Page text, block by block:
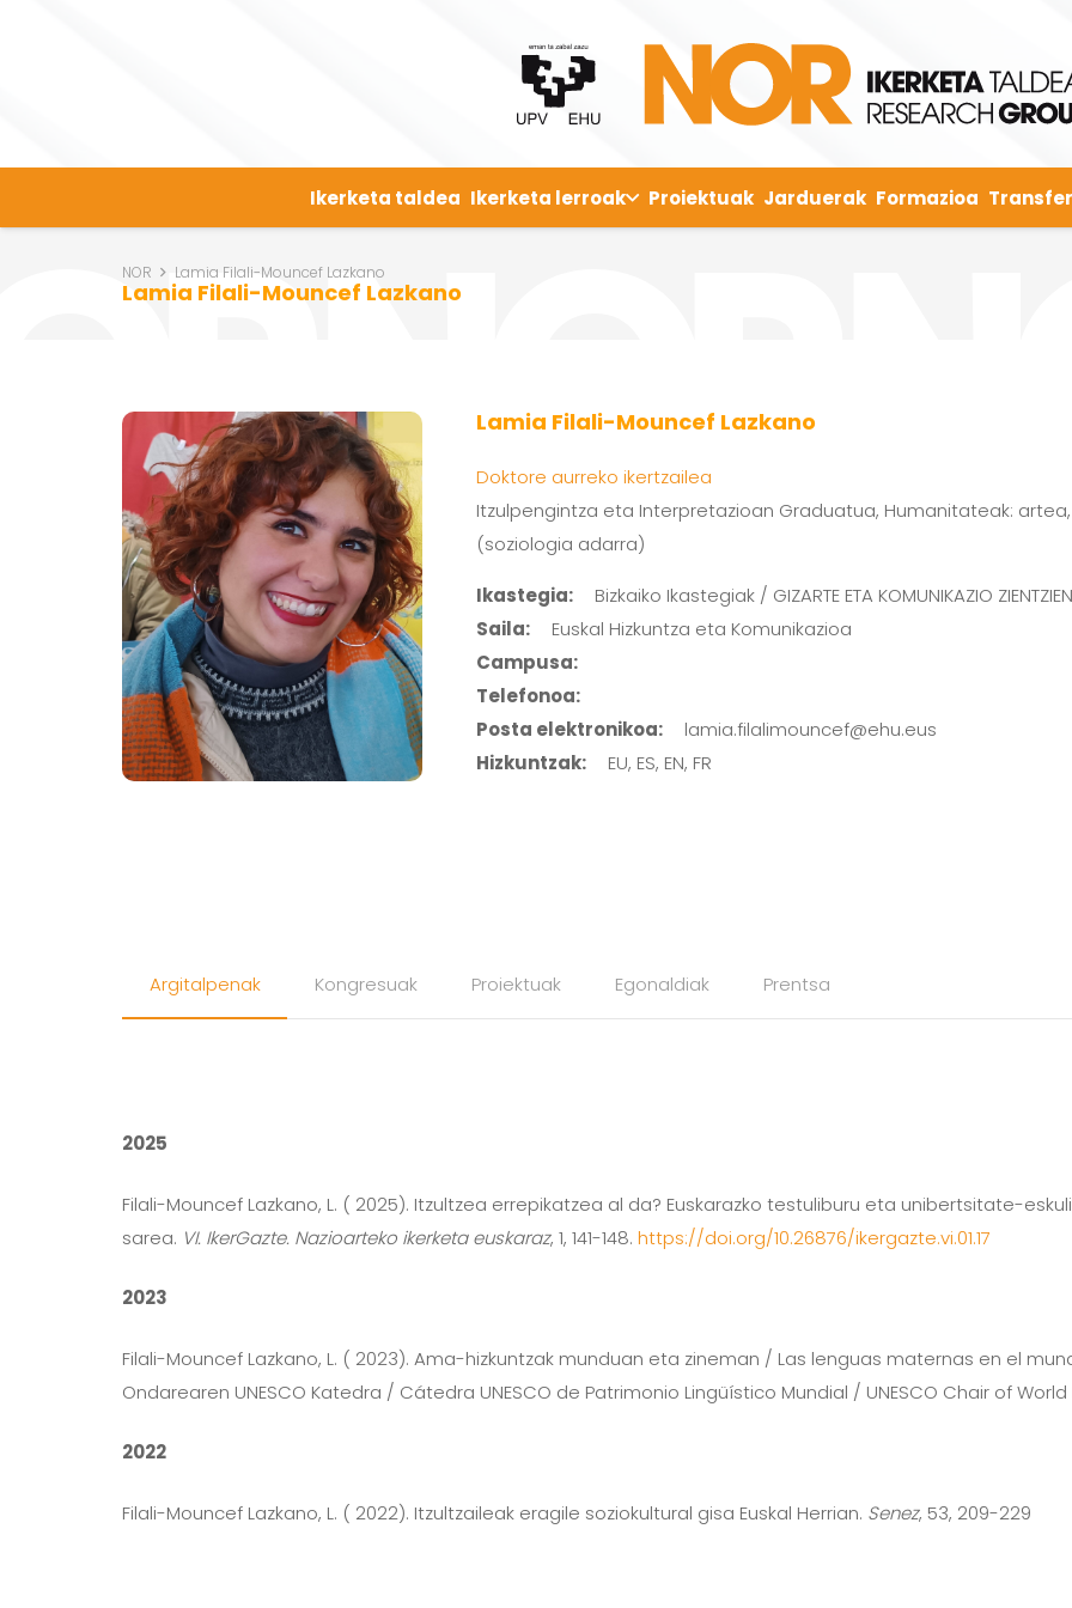
Ikerketa taldea Ikerketa lerroak Proiektuak Jarduerak Formazioa
NOR Lamia Filali-Mouncef Lazkano
Lamia Filali-Mouncef Lazkano
Lamia Filali-Mouncef Lazkano
Doktore aurreko ikertzailea
Itzulpengintza eta Interpretazioan Graduatua, Humanitateak:
(soziologia adarra)
Ikastegia:
Bizkaiko Ikastegiak / GIZARTE ETA KOMUNIKAZIO
Saila:
Euskal Hizkuntza eta Komunikazioa
Campusa:
Telefonoa:
Posta elektronikoa:
lamia.filalimouncef@ehu.eus
Hizkuntzak:
EU, ES, EN, FR
Argitalpenak Kongresuak Proiektuak Egonaldiak Prentsa
2025
Filali-Mouncef Lazkano, L. ( 2025). Itzultzea errepikatzea al da? Euskarazko testuliburu eta unibertsitate-
sarea. VI. IkerGazte. Nazioarteko ikerketa euskaraz, 1, 141-148. https://doi.org/10.26876/ikergazte.vi.01.17
2023
Filali-Mouncef Lazkano, L. ( 2023). Ama-hizkuntzak munduan eta zineman / Las lenguas maternas en el
Ondarearen UNESCO Katedra / Cátedra UNESCO de Patrimonio Lingüístico Mundial / UNESCO Chair of
2022
Filali-Mouncef Lazkano, L. ( 2022). Itzultzaileak eragile soziokultural gisa Euskal Herrian. Senez, 53, 209-229